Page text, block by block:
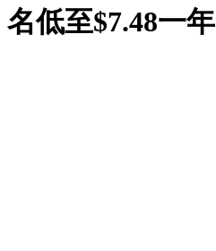
名低至$7.48一年